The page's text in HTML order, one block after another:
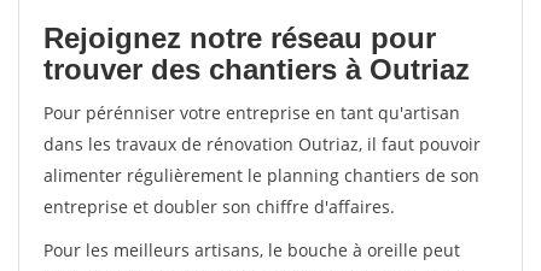
Rejoignez notre réseau pour
trouver des chantiers à Outriaz
Pour pérénniser votre entreprise en tant qu'artisan
dans les travaux de rénovation Outriaz, il faut pouvoir
alimenter régulièrement le planning chantiers de son
entreprise et doubler son chiffre d'affaires.
Pour les meilleurs artisans, le bouche à oreille peut